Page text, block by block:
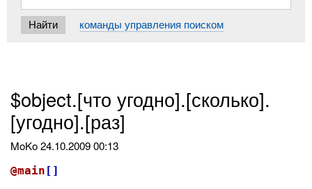
команды управления поиском
$object.[что угодно].[сколько].
[угодно].[раз]
MoKo24.10.2009 00:13
@main []